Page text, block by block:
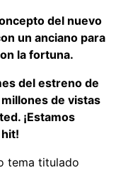
del nuevo
un anciano para
la fortuna.
del estreno de
millones de vistas
¡Estamos
tema titulado